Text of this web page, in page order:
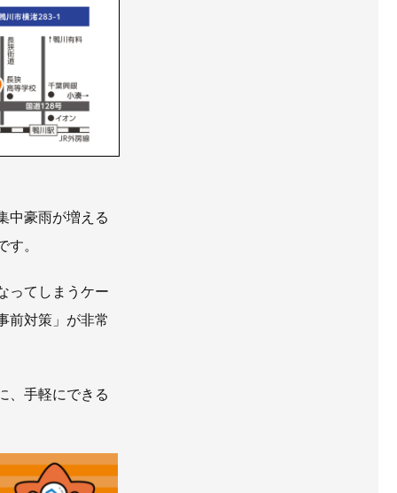
中豪雨が増える
。
ってしまうケー
前対策」が非常
、手軽にできる